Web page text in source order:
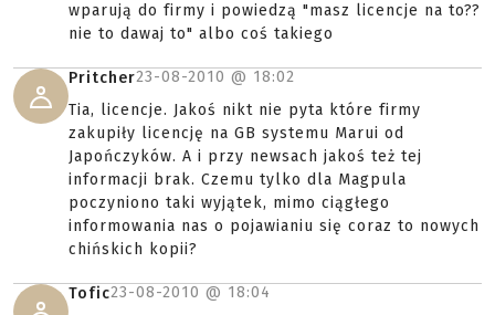
wparują do firmy i powiedzą "masz licencje na to??
nie to dawaj to" albo coś takiego
Pritcher23-08-2010 @ 18:02
Tia, licencje. Jakoś nikt nie pyta które firmy
zakupiły licencję na GB systemu Marui od
Japończyków. A i przy newsach jakoś też tej
informacji brak. Czemu tylko dla Magpula
poczyniono taki wyjątek, mimo ciągłego
informowania nas o pojawianiu się coraz to nowych
chińskich kopii?
Tofic23-08-2010 @ 18:04